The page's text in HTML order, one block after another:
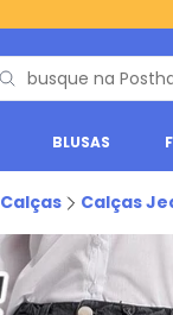
BLUSAS
Calças Calças